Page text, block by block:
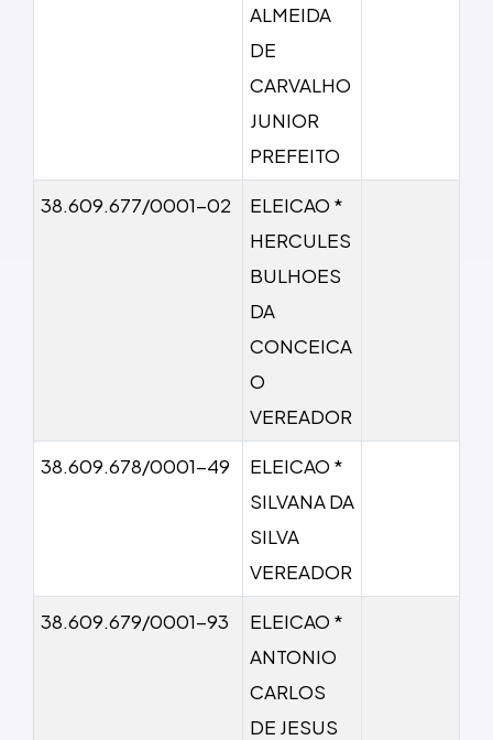
ALMEIDA
DE
CARVALHO
JUNIOR
PREFEITO
38.609.677/0001-02
ELEICAO *
HERCULES
BULHOES
DA
CONCEICA
O
VEREADOR
38.609.678/0001-49
ELEICAO *
SILVANA DA
SILVA
VEREADOR
38.609.679/0001-93
ELEICAO *
ANTONIO
CARLOS
DE JESUS